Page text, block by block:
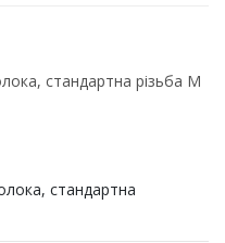
стандартна різьба M
стандартна